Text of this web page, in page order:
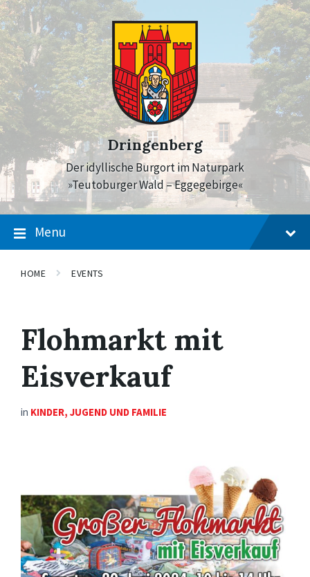
Skip
to
content
Skip
to
main
navigation
Skip
to
footer
Dringenberg
Der idyllische Burgort im Naturpark
»Teutoburger Wald – Eggegebirge«
Menu
HOME EVENTS
Flohmarkt mit
Eisverkauf
in KINDER, JUGEND UND FAMILIE